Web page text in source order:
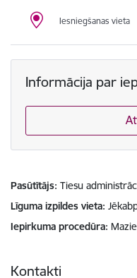
Iesniegšanas vieta
Informācija par
Pasūtītājs Tiesu
Līguma izpildes vieta
Iepirkuma procedūra
Kontakti